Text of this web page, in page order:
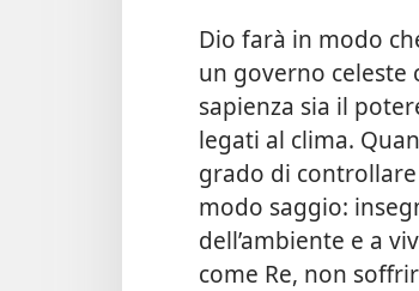
Dio farà in modo
un governo celeste
sapienza sia il
legati al clima.
grado di
modo saggio:
dell’ambiente e a
come Re, non